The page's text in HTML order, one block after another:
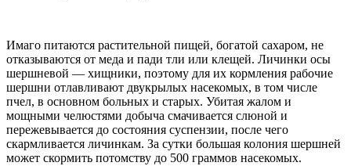
Имаго питаются растительной пищей, богатой сахаром, не
отказываются от меда и пади тли или клещей. Личинки осы
шершневой — хищники, поэтому для их кормления рабочие
шершни отлавливают двукрылых насекомых, в том числе
пчел, в основном больных и старых. Убитая жалом и
мощными челюстями добыча смачивается слюной и
пережевывается до состояния суспензии, после чего
скармливается личинкам. За сутки большая колония шершней
может скормить потомству до 500 граммов насекомых.